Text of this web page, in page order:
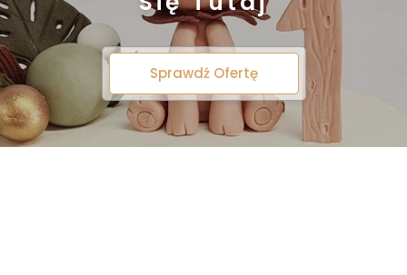
Sprawdź Ofertę